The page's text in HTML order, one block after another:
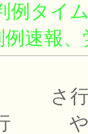
例タイ
速報
さ